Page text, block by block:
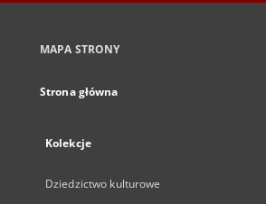
MAPA STRONY
Strona główna
Kolekcje
Dziedzictwo kulturowe